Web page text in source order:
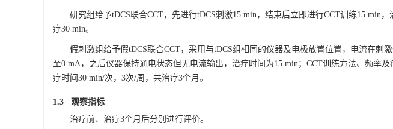
研究组给予tDCS联合CCT，先进行tDCS刺激15 min，结束后立即进行CCT训练15 min
疗30 min。
假刺激组给予假tDCS联合CCT，采用与tDCS组相同的仪器及电极放置位置，电流在刺
至0 mA，之后仪器保持通电状态但无电流输出，治疗时间为15 min；CCT训练方法、频率
疗时间30 min/次，3次/周，共治疗3个月。
1.3 观察指标
治疗前、治疗3个月后分别进行评价。